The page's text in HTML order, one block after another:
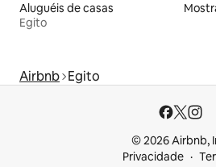
Aluguéis de casas
Egito
Airbnb Egito
© 2026 Airbnb,
Privacidade